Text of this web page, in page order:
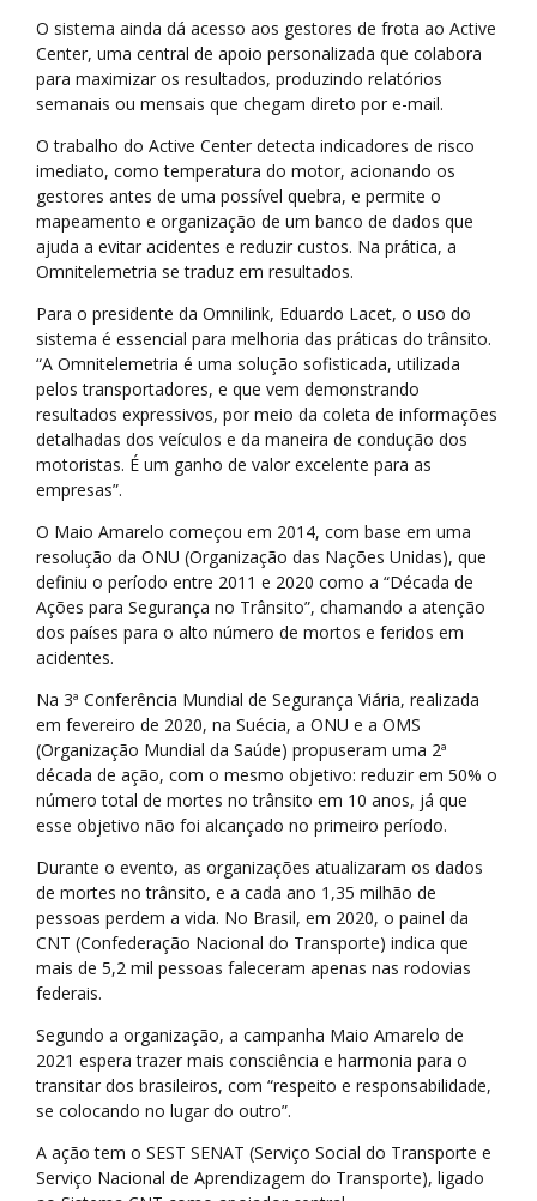
O sistema ainda dá acesso aos gestores de frota ao Active
Center, uma central de apoio personalizada que colabora
para maximizar os resultados, produzindo relatórios
semanais ou mensais que chegam direto por e-mail.
O trabalho do Active Center detecta indicadores de risco
imediato, como temperatura do motor, acionando os
gestores antes de uma possível quebra, e permite o
mapeamento e organização de um banco de dados que
ajuda a evitar acidentes e reduzir custos. Na prática, a
Omnitelemetria se traduz em resultados.
Para o presidente da Omnilink, Eduardo Lacet, o uso do
sistema é essencial para melhoria das práticas do trânsito.
“A Omnitelemetria é uma solução sofisticada, utilizada
pelos transportadores, e que vem demonstrando
resultados expressivos, por meio da coleta de informações
detalhadas dos veículos e da maneira de condução dos
motoristas. É um ganho de valor excelente para as
empresas”.
O Maio Amarelo começou em 2014, com base em uma
resolução da ONU (Organização das Nações Unidas), que
definiu o período entre 2011 e 2020 como a “Década de
Ações para Segurança no Trânsito”, chamando a atenção
dos países para o alto número de mortos e feridos em
acidentes.
Na 3ª Conferência Mundial de Segurança Viária, realizada
em fevereiro de 2020, na Suécia, a ONU e a OMS
(Organização Mundial da Saúde) propuseram uma 2ª
década de ação, com o mesmo objetivo: reduzir em 50% o
número total de mortes no trânsito em 10 anos, já que
esse objetivo não foi alcançado no primeiro período.
Durante o evento, as organizações atualizaram os dados
de mortes no trânsito, e a cada ano 1,35 milhão de
pessoas perdem a vida. No Brasil, em 2020, o painel da
CNT (Confederação Nacional do Transporte) indica que
mais de 5,2 mil pessoas faleceram apenas nas rodovias
federais.
Segundo a organização, a campanha Maio Amarelo de
2021 espera trazer mais consciência e harmonia para o
transitar dos brasileiros, com “respeito e responsabilidade,
se colocando no lugar do outro”.
A ação tem o SEST SENAT (Serviço Social do Transporte e
Serviço Nacional de Aprendizagem do Transporte), ligado